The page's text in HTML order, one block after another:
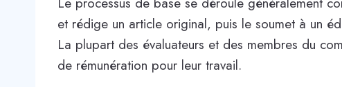
et rédige un article original, puis le soumet à un
La plupart des évaluateurs et des membres du
de rémunération pour leur travail.